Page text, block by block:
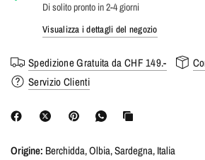
Di solito pronto in 2-4 giorni
Visualizza i dettagli del negozio
Spedizione Gratuita da CHF 149.-
Servizio Clienti
Origine: Berchidda, Olbia, Sardegna, Italia